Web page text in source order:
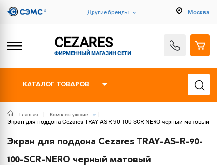
Другие бренды Москва
CEZARES
ФИРМЕННЫЙ МАГАЗИН СЕТИ
КАТАЛОГ ТОВАРОВ
Главная Комплектующие
Экран для поддона Cezares TRAY-AS-R-90-100-SCR-NERO черный матовый
Экран для поддона Cezares TRAY-AS-R-90-
100-SCR-NERO черный матовый